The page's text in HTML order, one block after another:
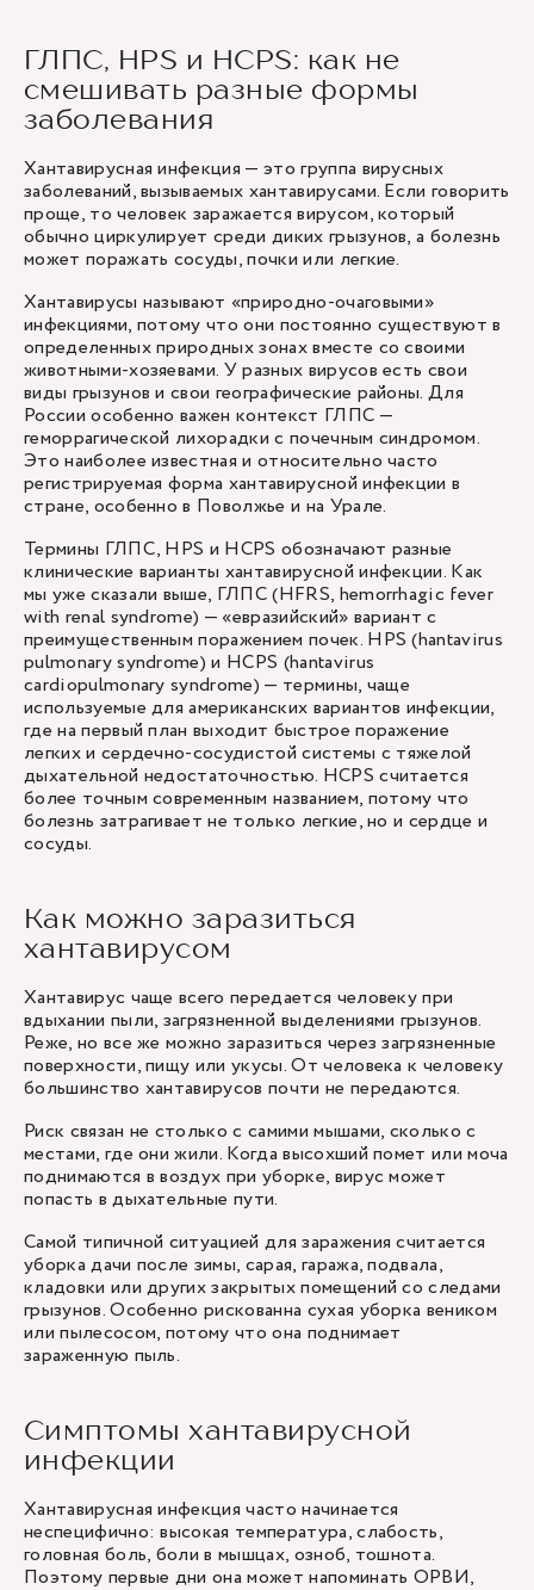
ГЛПС, HPS и HCPS: как не
смешивать разные формы
заболевания
Хантавирусная инфекция — это группа вирусных
заболеваний, вызываемых хантавирусами. Если говорить
проще, то человек заражается вирусом, который
обычно циркулирует среди диких грызунов, а болезнь
может поражать сосуды, почки или легкие.
Хантавирусы называют «природно-очаговыми»
инфекциями, потому что они постоянно существуют в
определенных природных зонах вместе со своими
животными-хозяевами. У разных вирусов есть свои
виды грызунов и свои географические районы. Для
России особенно важен контекст ГЛПС —
геморрагической лихорадки с почечным синдромом.
Это наиболее известная и относительно часто
регистрируемая форма хантавирусной инфекции в
стране, особенно в Поволжье и на Урале.
Термины ГЛПС, HPS и HCPS обозначают разные
клинические варианты хантавирусной инфекции. Как
мы уже сказали выше, ГЛПС (HFRS, hemorrhagic fever
with renal syndrome) — «евразийский» вариант с
преимущественным поражением почек. HPS (hantavirus
pulmonary syndrome) и HCPS (hantavirus
cardiopulmonary syndrome) — термины, чаще
используемые для американских вариантов инфекции,
где на первый план выходит быстрое поражение
легких и сердечно-сосудистой системы с тяжелой
дыхательной недостаточностью. HCPS считается
более точным современным названием, потому что
болезнь затрагивает не только легкие, но и сердце и
сосуды.
Как можно заразиться
хантавирусом
Хантавирус чаще всего передается человеку при
вдыхании пыли, загрязненной выделениями грызунов.
Реже, но все же можно заразиться через загрязненные
поверхности, пищу или укусы. От человека к человеку
большинство хантавирусов почти не передаются.
Риск связан не столько с самими мышами, сколько с
местами, где они жили. Когда высохший помет или моча
поднимаются в воздух при уборке, вирус может
попасть в дыхательные пути.
Самой типичной ситуацией для заражения считается
уборка дачи после зимы, сарая, гаража, подвала,
кладовки или других закрытых помещений со следами
грызунов. Особенно рискованна сухая уборка веником
или пылесосом, потому что она поднимает
зараженную пыль.
Симптомы хантавирусной
инфекции
Хантавирусная инфекция часто начинается
неспецифично: высокая температура, слабость,
головная боль, боли в мышцах, озноб, тошнота.
Поэтому первые дни она может напоминать ОРВИ,